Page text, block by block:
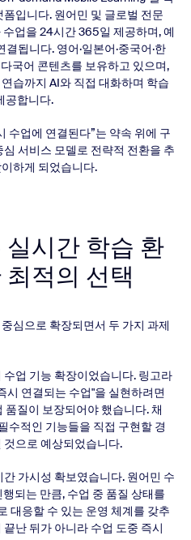
입니다. 원어민 및 글로벌 전문
수업을 24시간 365일 제공하며, 예
됩니다. 영어·일본어·중국어·한
국어 콘텐츠를 보유하고 있으며,
습까지 AI와 직접 대화하며 학습
공합니다.
수업에 연결된다”는 약속 위에 구
서비스 모델로 전략적 전환을 추
하게 되었습니다.
시간 학습 환
적의 선택
심으로 확장되면서 두 가지 과제
업 기능 확장이었습니다. 링고라
시 연결되는 수업"을 실현하려면
질이 보장되어야 했습니다. 채
수적인 기능들을 직접 구현할 경
것으로 예상되었습니다.
가시성 확보였습니다. 원어민 수
되는 만큼, 수업 중 품질 상태를
대응할 수 있는 운영 체계를 갖추
난 뒤가 아니라 수업 도중 즉시